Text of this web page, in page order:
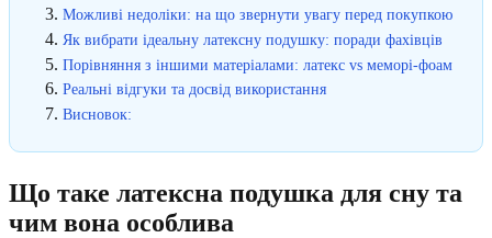
Можливі недоліки: на що звернути увагу перед покупкою
Як вибрати ідеальну латексну подушку: поради фахівців
Порівняння з іншими матеріалами: латекс vs меморі-фоам
Реальні відгуки та досвід використання
Висновок:
Що таке латексна подушка для сну та
чим вона особлива